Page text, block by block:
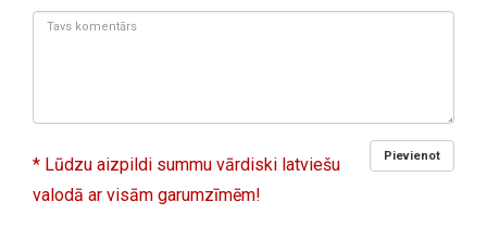
Tavs
Pievienot
* Lūdzu aizpildi summu vārdiski latviešu
valodā ar visām garumzīmēm!